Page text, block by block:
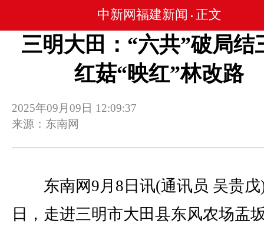
中新网福建新闻 • 正文
三明大田：“六共”破局结
红菇“映红”林改路
2025年09月09日 12:09:37
来源：东南网
东南网9月8日讯(通讯员 吴贵戊
日，走进三明市大田县东风农场盂